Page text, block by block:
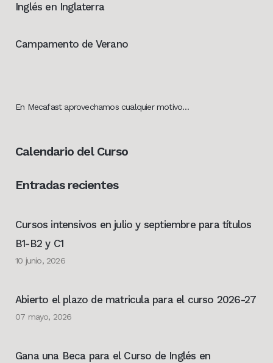
Inglés en Inglaterra
Campamento de Verano
En Mecafast aprovechamos cualquier motivo…
Calendario del Curso
Entradas recientes
Cursos intensivos en julio y septiembre para títulos
B1-B2 y C1
10 junio, 2026
Abierto el plazo de matricula para el curso 2026-27
07 mayo, 2026
Gana una Beca para el Curso de Inglés en